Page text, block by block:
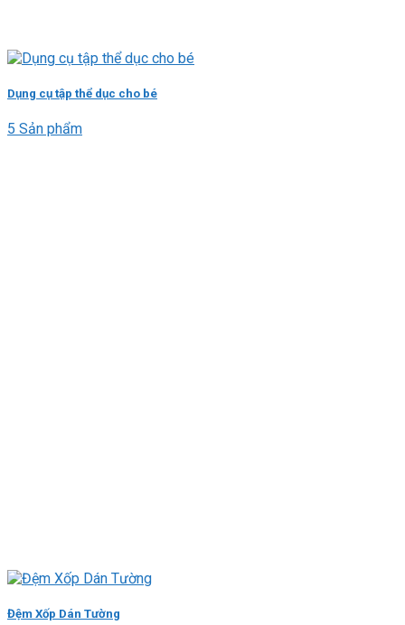
Dụng cụ tập thể dục cho bé
5 Sản phẩm
Đệm Xốp Dán Tường